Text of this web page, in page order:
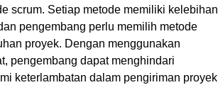
scrum. Setiap metode memiliki kelebihan
pengembang perlu memilih metode
proyek. Dengan menggunakan
pengembang dapat menghindari
keterlambatan dalam pengiriman proyek